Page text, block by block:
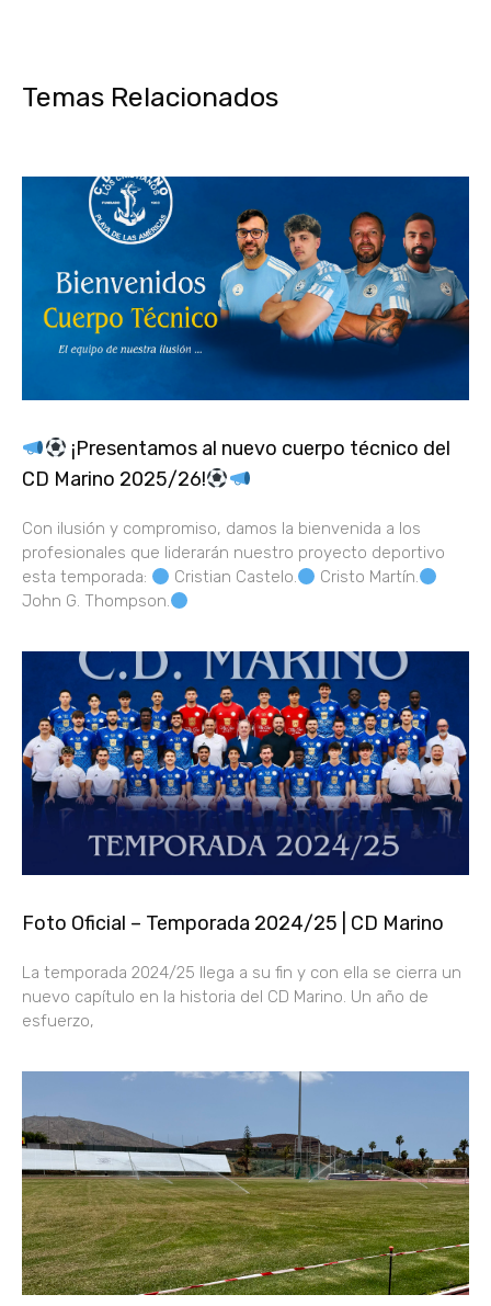
Temas Relacionados
¡Presentamos al nuevo cuerpo técnico del
CD Marino 2025/26!
Con ilusión y compromiso, damos la bienvenida a los
profesionales que liderarán nuestro proyecto deportivo
esta temporada:
Cristian Castelo.
Cristo Martín.
John G. Thompson.
Foto Oficial – Temporada 2024/25 | CD Marino
La temporada 2024/25 llega a su fin y con ella se cierra un
nuevo capítulo en la historia del CD Marino. Un año de
esfuerzo,